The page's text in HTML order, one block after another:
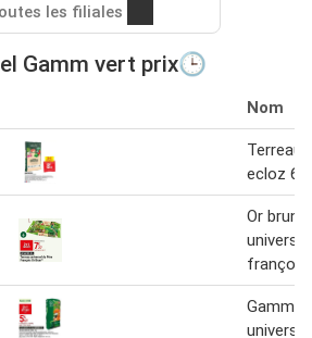
les filiales
Gamm vert prix🕒
Nom
Terreau
ecloz 60
Or brun
françois
Gamm
universel